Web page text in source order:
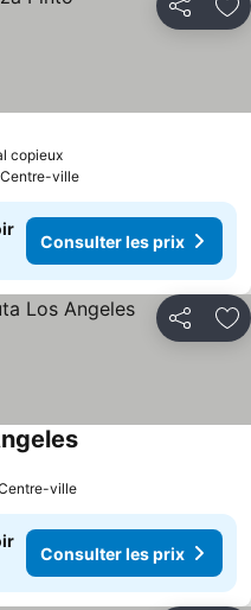
Partager
copieux
ville
Consulter les prix
Partager
ville
Consulter les prix